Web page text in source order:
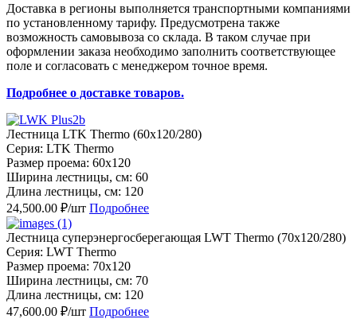
Доставка в регионы выполняется транспортными компаниями
по установленному тарифу. Предусмотрена также
возможность самовывоза со склада. В таком случае при
оформлении заказа необходимо заполнить соответствующее
поле и согласовать с менеджером точное время.
Подробнее о доставке товаров.
Лестница LTK Thermo (60х120/280)
Серия: LTK Thermo
Размер проема: 60x120
Ширина лестницы, см: 60
Длина лестницы, см: 120
24,500.00 ₽/шт Подробнее
Лестница суперэнергосберегающая LWT Thermo (70х120/280)
Серия: LWT Thermo
Размер проема: 70x120
Ширина лестницы, см: 70
Длина лестницы, см: 120
47,600.00 ₽/шт Подробнее